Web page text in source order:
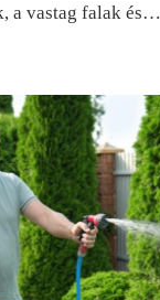
a vastag falak és…